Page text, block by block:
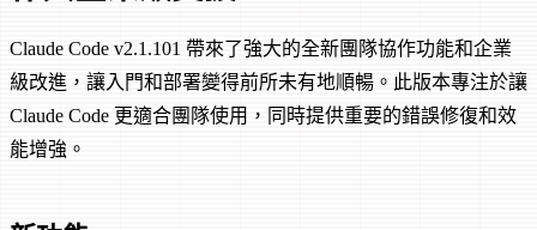
Claude Code v2.1.101 帶來了強大的全新團隊協作功能和企業
級改進，讓入門和部署變得前所未有地順暢。此版本專注於讓
Claude Code 更適合團隊使用，同時提供重要的錯誤修復和效
能增強。